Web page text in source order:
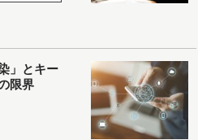
」とキー
限界